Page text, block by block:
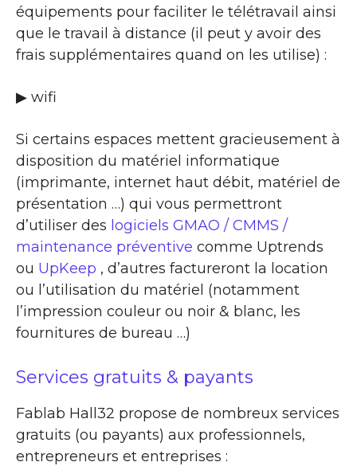
équipements pour faciliter le télétravail ainsi
que le travail à distance (il peut y avoir des
frais supplémentaires quand on les utilise) :
▶ wifi
Si certains espaces mettent gracieusement à
disposition du matériel informatique
(imprimante, internet haut débit, matériel de
présentation …) qui vous permettront
d’utiliser des logiciels GMAO / CMMS /
maintenance préventive comme Uptrends
ou UpKeep , d’autres factureront la location
ou l’utilisation du matériel (notamment
l’impression couleur ou noir & blanc, les
fournitures de bureau …)
Services gratuits & payants
Fablab Hall32 propose de nombreux services
gratuits (ou payants) aux professionnels,
entrepreneurs et entreprises :